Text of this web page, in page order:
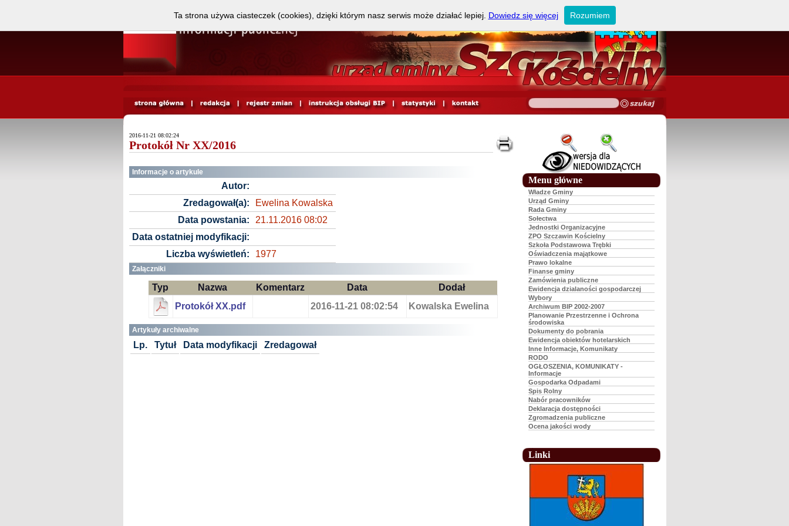
2016-11-21 08:02:24
Protokół Nr XX/2016
Informacje o artykule
Autor:
Zredagował(a):
Ewelina Kowalska
Data powstania:
21.11.2016 08:02
Data ostatniej modyfikacji:
Liczba wyświetleń:
1977
Załączniki
Typ Nazwa Komentarz Data
Dodał
Protokół XX.pdf
2016-11-21 08:02:54 Kowalska Ewelina
Artykuły archiwalne
Lp. Tytuł Data modyfikacji Zredagował
Menu główne
Władze Gminy
Urząd Gminy
Rada Gminy
Sołectwa
Jednostki Organizacyjne
ZPO Szczawin Kościelny
Szkoła Podstawowa Trębki
Oświadczenia majątkowe
Prawo lokalne
Finanse gminy
Zamówienia publiczne
Ewidencja dzialaności gospodarczej
Wybory
Archiwum BIP 2002-2007
Planowanie Przestrzenne i Ochrona
środowiska
Dokumenty do pobrania
Ewidencja obiektów hotelarskich
Inne Informacje, Komunikaty
RODO
OGŁOSZENIA, KOMUNIKATY -
Informacje
Gospodarka Odpadami
Spis Rolny
Nabór pracowników
Deklaracja dostępności
Zgromadzenia publiczne
Ocena jakości wody
Linki
Ta strona używa ciasteczek (cookies), dzięki którym nasz serwis może działać lepiej. Dowiedz się więcej Rozumiem